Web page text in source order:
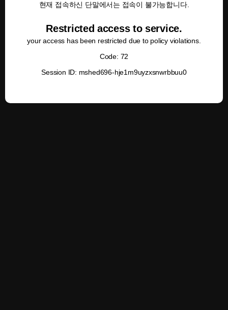
현재 접속하신 단말에서는 접속이 불가능합니다.
Restricted access to service.
your access has been restricted due to policy violations.
Code: 72
Session ID: mshed696-hje1m9uyzxsnwrbbuu0